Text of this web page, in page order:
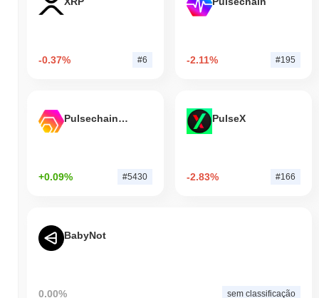
-0.37% #6 -2.11% #195
Pulsechain Bridged HEX (Pulsechain)
+0.09% #5430
PulseX
-2.83% #166
BabyNot
0.00% sem classificação